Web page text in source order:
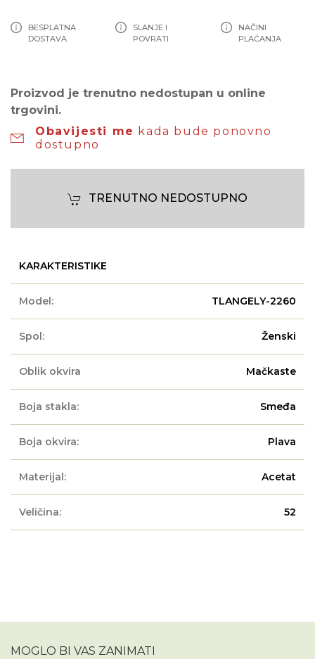
BESPLATNA
DOSTAVA
SLANJE I
POVRATI
NAČINI
PLAĆANJA
Proizvod je trenutno nedostupan u online
trgovini.
Obavijesti me kada bude ponovno
dostupno
TRENUTNO NEDOSTUPNO
KARAKTERISTIKE
Model: TLANGELY-2260
Spol: Ženski
Oblik okvira Mačkaste
Boja stakla: Smeđa
Boja okvira: Plava
Materijal: Acetat
Veličina: 52
MOGLO BI VAS ZANIMATI